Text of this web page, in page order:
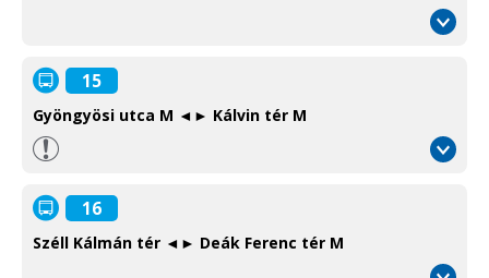
15
Gyöngyösi utca M ◄► Kálvin tér M
16
Széll Kálmán tér ◄► Deák Ferenc tér M